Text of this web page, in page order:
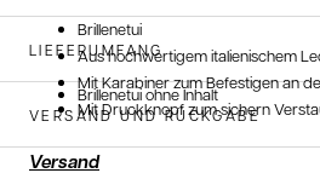
Brillenetui
Aus hochwertigem italienischem
Mit Karabiner zum Befestigen an
Mit Druckknopf zum sichern
LIEFERUMFANG
Brillenetui ohne Inhalt
VERSAND UND RÜCKGABE
Versand